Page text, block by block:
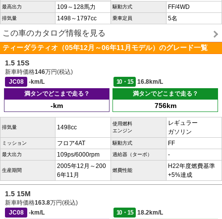
最高出力 109～128馬力 駆動方式 FF/4WD
排気量 1498～1797cc 乗車定員 5名
この車のカタログ情報を見る
ティーダラティオ（05年12月～06年11月モデル）のグレード一覧
1.5 15S
新車時価格146万円(税込)
JC08
-km/L 10・15
16.8km/L
満タンでどこまで走る？
-km
満タンでどこまで走る？
756km
排気量 1498cc
使用燃料
エンジン
レギュラー
ガソリン
ミッション フロア4AT 駆動方式 FF
最大出力 109ps/6000rpm 過給器（ターボ） -
生産期間
2005年12月～200
6年11月
燃費性能
H22年度燃費基準
+5%達成
1.5 15M
新車時価格163.8万円(税込)
JC08
-km/L 10・15
18.2km/L